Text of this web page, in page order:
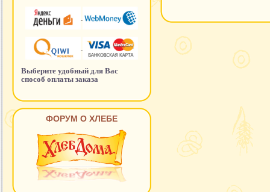
Выберите удобный для Вас
способ оплаты заказа
ФОРУМ О ХЛЕБЕ